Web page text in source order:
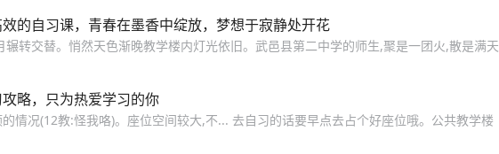
的自习课，青春在墨香中绽放，梦想于寂静处开花
辗转交替。悄然天色渐晚教学楼内灯光依旧。武邑县第二中学的师生,聚是一团火,散是满天
略，只为热爱学习的你
情况(12教:怪我咯)。座位空间较大,不... 去自习的话要早点去占个好座位哦。公共教学楼